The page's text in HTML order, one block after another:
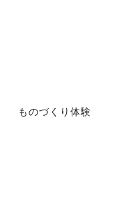
ものづくり体験